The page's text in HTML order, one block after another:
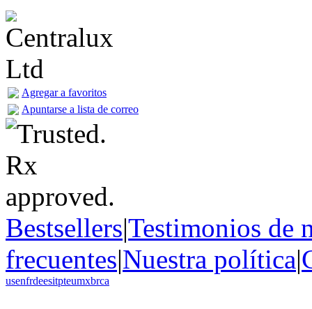
Agregar a favoritos
Apuntarse a lista de correo
Bestsellers|Testimonios de
frecuentes|Nuestra política|
usenfrdeesitpteumxbrca